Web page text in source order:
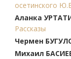
осетинского
Аланка
Рассказы
Чермен
Михаил